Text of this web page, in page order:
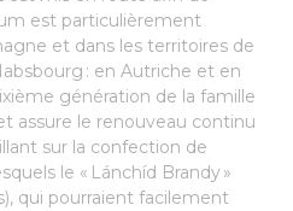
est particulièrement
et dans les territoires de
: en Autriche et en
génération de la famille
assure le renouveau continu
sur la confection de
le « Lánchíd Brandy »
qui pourraient facilement